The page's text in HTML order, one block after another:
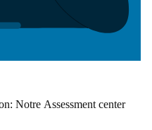
Notre Assessment center